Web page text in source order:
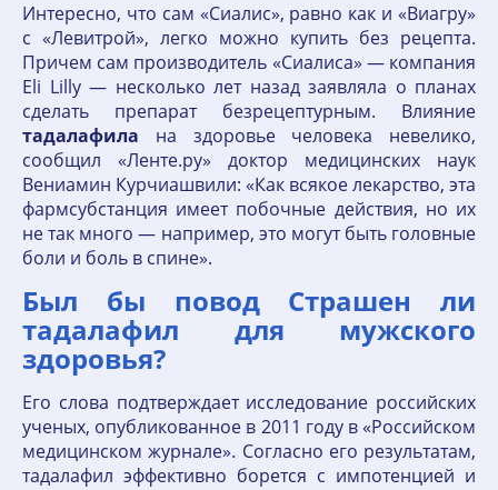
Интересно, что сам «Сиалис», равно как и «Виагру»
с «Левитрой», легко можно купить без рецепта.
Причем сам производитель «Сиалиса» — компания
Eli Lilly — несколько лет назад заявляла о планах
сделать препарат безрецептурным. Влияние
тадалафила на здоровье человека невелико,
сообщил «Ленте.ру» доктор медицинских наук
Вениамин Курчиашвили: «Как всякое лекарство, эта
фармсубстанция имеет побочные действия, но их
не так много — например, это могут быть головные
боли и боль в спине».
Был бы повод Страшен ли
тадалафил для мужского
здоровья?
Его слова подтверждает исследование российских
ученых, опубликованное в 2011 году в «Российском
медицинском журнале». Согласно его результатам,
тадалафил эффективно борется с импотенцией и